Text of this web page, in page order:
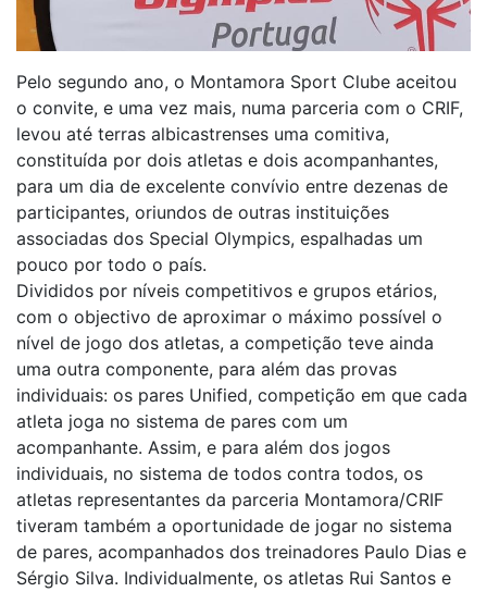
Pelo segundo ano, o Montamora Sport Clube aceitou
o convite, e uma vez mais, numa parceria com o CRIF,
levou até terras albicastrenses uma comitiva,
constituída por dois atletas e dois acompanhantes,
para um dia de excelente convívio entre dezenas de
participantes, oriundos de outras instituições
associadas dos Special Olympics, espalhadas um
pouco por todo o país.
Divididos por níveis competitivos e grupos etários,
com o objectivo de aproximar o máximo possível o
nível de jogo dos atletas, a competição teve ainda
uma outra componente, para além das provas
individuais: os pares Unified, competição em que cada
atleta joga no sistema de pares com um
acompanhante. Assim, e para além dos jogos
individuais, no sistema de todos contra todos, os
atletas representantes da parceria Montamora/CRIF
tiveram também a oportunidade de jogar no sistema
de pares, acompanhados dos treinadores Paulo Dias e
Sérgio Silva. Individualmente, os atletas Rui Santos e